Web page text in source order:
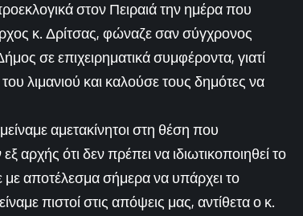
στον Πειραιά την ημέρα που
κ. Δρίτσας, φώναζε σαν σύγχρονος
σε επιχειρηματικά συμφέροντα, γιατί
λιμανιού και καλούσε τους δημότες να
αμετακίνητοι στη θέση που
ότι δεν πρέπει να ιδιωτικοποιηθεί το
με αποτέλεσμα σήμερα να υπάρχει το
πιστοί στις απόψεις μας, αντίθετα ο κ.